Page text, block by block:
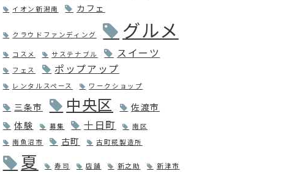
イオン新潟南
カフェ
クラウドファンディング グルメ
コスメ サステナブル スイーツ
フェス ポップアップ
レンタルスペース ワークショップ
三条市 中央区
佐渡市
体験
募集 十日町
南区
南魚沼市
古町 古町糀製造所
夏 寿司 店舗 新之助 新津市